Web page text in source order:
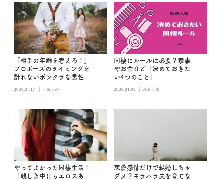
「相手の年齢を考えろ！」
プロポーズのタイミングを
計れないボンクラな男性
2026.01.17 | 大泉りか
同棲にルールは必要？家事
やお金など「決めておきた
い4つのこと」
2026.01.08 | 隠遁人妻
やってよかった同棲生活！
「親しき中にもエロスあ
恋愛感情だけで結婚しちゃ
ダメ？モラハラ夫を育てな